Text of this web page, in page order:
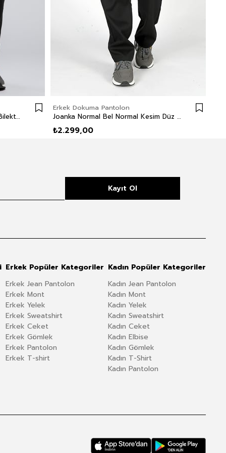
Jogger Normal Bel Rahat Kesim Bilekte Lastikli Paça Siyah Erkek Pantolon
Erkek Dokuma Pantolon
Joanka Normal Bel Normal Kesim Düz Paça Siyah Erkek Pantolon
₺2.299,00
Kayıt Ol
Erkek Popüler Kategoriler
Erkek Jean Pantolon
Erkek Mont
Erkek Yelek
Erkek Sweatshirt
Erkek Ceket
Erkek Gömlek
Erkek Pantolon
Erkek T-shirt
Kadın Popüler Kategoriler
Kadın Jean Pantolon
Kadın Mont
Kadın Yelek
Kadın Sweatshirt
Kadın Ceket
Kadın Elbise
Kadın Gömlek
Kadın T-Shirt
Kadın Pantolon